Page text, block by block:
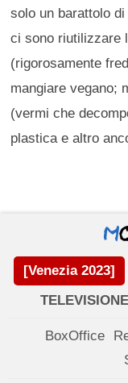
solo un barattolo
ci sono riutilizzare
(rigorosamente
mangiare vegano;
(vermi che
plastica e altro
[Venezia 2023]
TELEVISIONE
BoxOffice